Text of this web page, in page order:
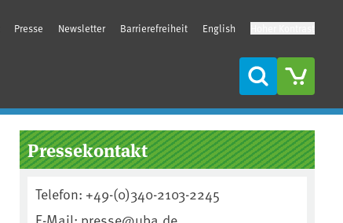
Presse Newsletter Barrierefreiheit English
Suche
Seitenleiste
Pressekontakt
Telefon: +49-(0)340-2103-2245